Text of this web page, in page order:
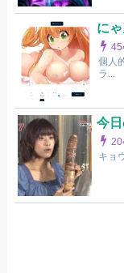
に
個人
ラ...
今
キョ